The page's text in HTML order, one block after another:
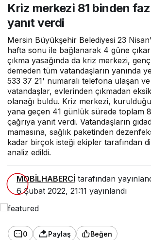
Kriz merkezi 81 binden
yanıt verdi
Mersin Büyükşehir Belediyesi 23
hafta sonu ile bağlanarak 4 güne
çıkma yasağında da kriz merkezi,
demeden tüm vatandaşların yanında
533 37 21' numaralı telefona ulaşan
vatandaşlar, evlerinden çıkmadan
olanağı buldu. Kriz merkezi,
yana geçen 41 günlük sürede toplam
çağrıya yanıt verdi. Vatandaşların
mamasına, sağlık paketinden
kadar birçok isteği ekipler tarafından
analiz edildi.
MOBİLHABERCİ tarafından
6 Şubat 2022, 21:11 yayınlandı
0 Paylaş Beğen